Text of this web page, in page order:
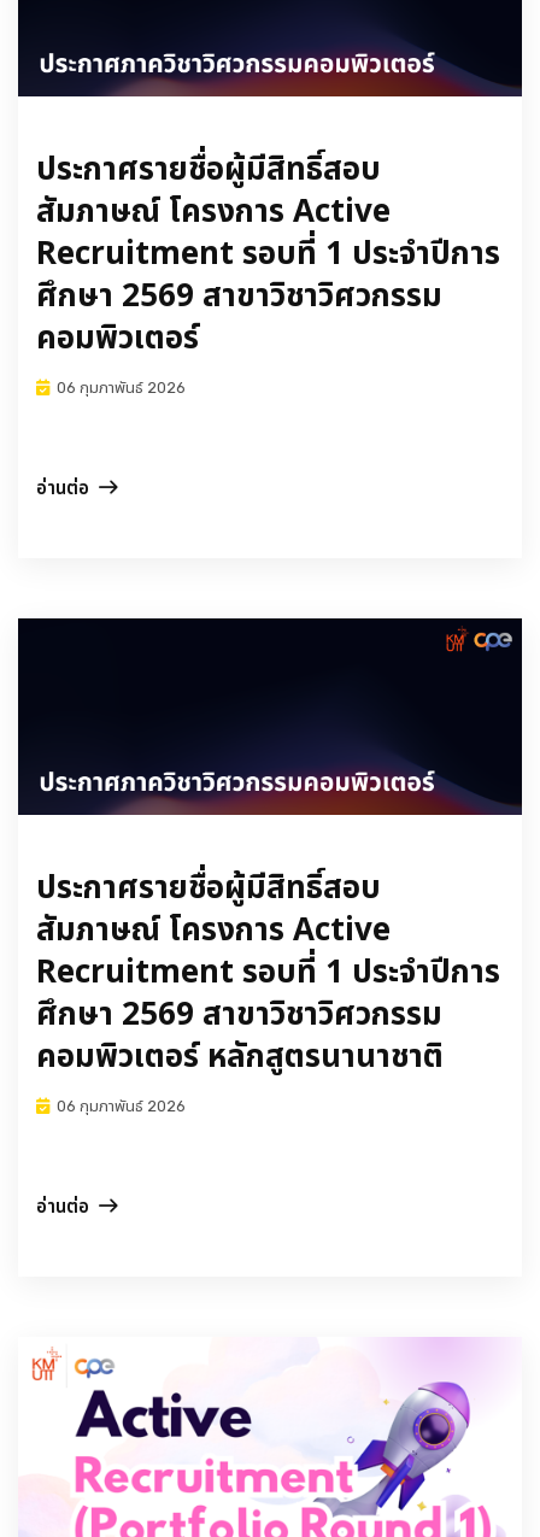
ประกาศรายชื่อผู้มีสิทธิ์สอบ
สัมภาษณ์ โครงการ Active
Recruitment รอบที่ 1 ประจำปีการ
ศึกษา 2569 สาขาวิชาวิศวกรรม
คอมพิวเตอร์
06 กุมภาพันธ์ 2026
อ่านต่อ
ประกาศรายชื่อผู้มีสิทธิ์สอบ
สัมภาษณ์ โครงการ Active
Recruitment รอบที่ 1 ประจำปีการ
ศึกษา 2569 สาขาวิชาวิศวกรรม
คอมพิวเตอร์ หลักสูตรนานาชาติ
06 กุมภาพันธ์ 2026
อ่านต่อ